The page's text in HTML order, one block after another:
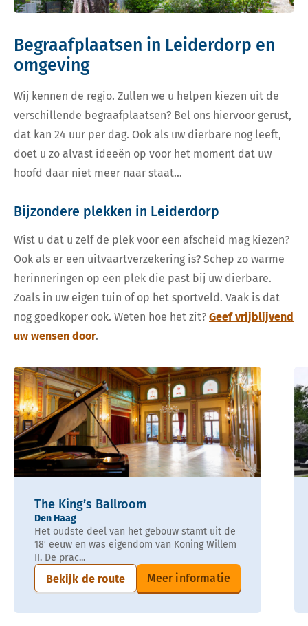
Begraafplaatsen in Leiderdorp en
omgeving
Wij kennen de regio. Zullen we u helpen kiezen uit de
verschillende begraafplaatsen? Bel ons hiervoor gerust,
dat kan 24 uur per dag. Ook als uw dierbare nog leeft,
doet u zo alvast ideeën op voor het moment dat uw
hoofd daar niet meer naar staat…
Bijzondere plekken in Leiderdorp
Wist u dat u zelf de plek voor een afscheid mag kiezen?
Ook als er een uitvaartverzekering is? Schep zo warme
herinneringen op een plek die past bij uw dierbare.
Zoals in uw eigen tuin of op het sportveld. Vaak is dat
nog goedkoper ook. Weten hoe het zit? Geef vrijblijvend
uw wensen door.
The King’s Ballroom
Den Haag
Het oudste deel van het gebouw stamt uit de
18′ eeuw en was eigendom van Koning Willem
II. De prac...
Bekijk de route Meer informatie